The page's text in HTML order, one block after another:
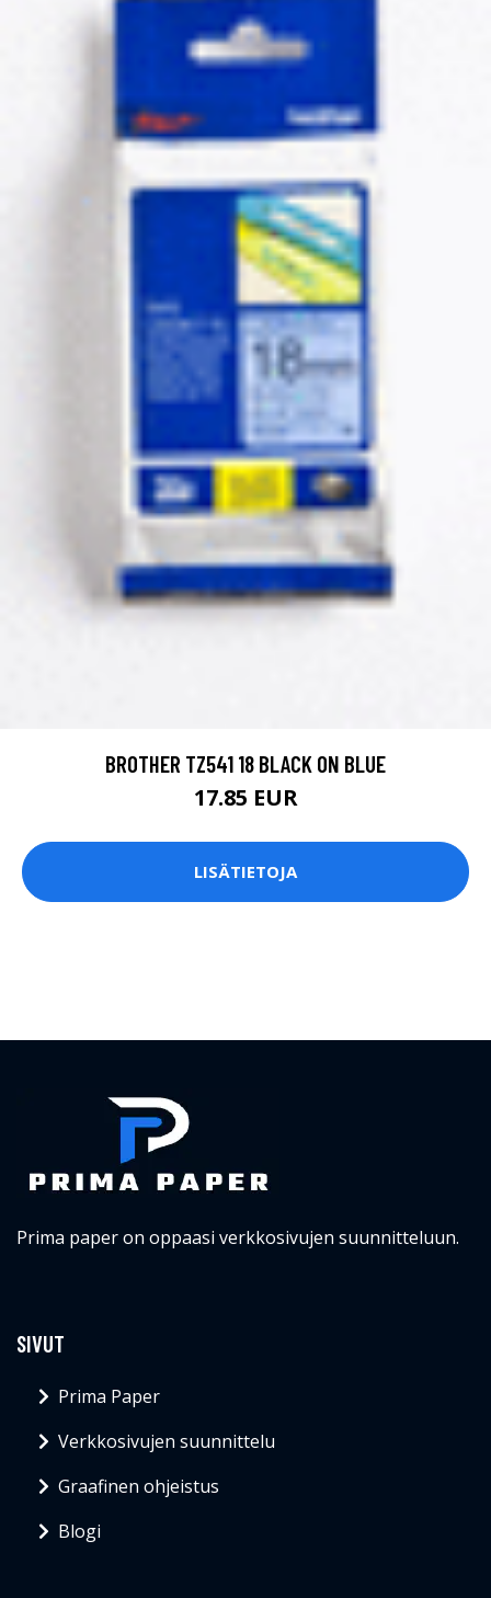
BROTHER TZ541 18 BLACK ON BLUE
17.85 EUR
LISÄTIETOJA
Prima paper on oppaasi verkkosivujen suunnitteluun.
SIVUT
Prima Paper
Verkkosivujen suunnittelu
Graafinen ohjeistus
Blogi